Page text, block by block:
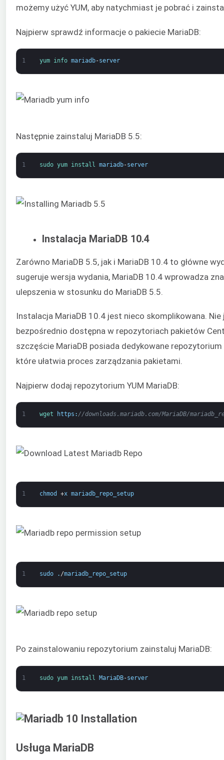
możemy użyć YUM, aby natychmiast je pobrać i
Najpierw sprawdź informacje o pakiecie MariaDB:
1 yum info mariadb-server
Następnie zainstaluj MariaDB 5.5:
1 sudo yum install mariadb-server
Instalacja MariaDB 10.4
Zarówno MariaDB 5.5, jak i MariaDB 10.4 to główne
sugeruje wersja wydania, MariaDB 10.4 wprowadza
ulepszenia w stosunku do MariaDB 5.5.
Instalacja MariaDB 10.4 jest nieco skomplikowana. Nie
bezpośrednio dostępna w repozytoriach pakietów
szczęście MariaDB posiada dedykowane repozytorium
które ułatwia proces zarządzania pakietami.
Najpierw dodaj repozytorium YUM MariaDB:
1 wget https : //downloads.mariadb.com/MariaDB/
1 chmod +x mariadb_repo_setup
1 sudo . /mariadb_repo_setup
Po zainstalowaniu repozytorium zainstaluj MariaDB:
1 sudo yum install MariaDB-server
Usługa MariaDB